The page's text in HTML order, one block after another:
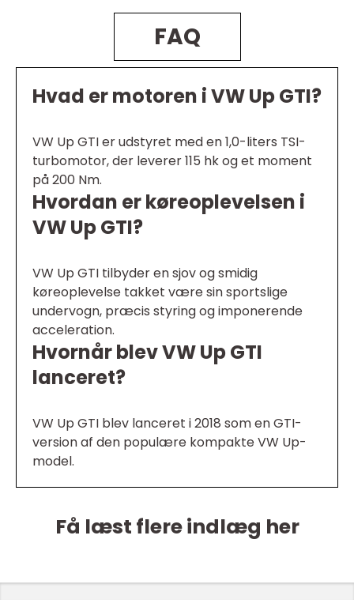
FAQ
Hvad er motoren i VW Up GTI?
VW Up GTI er udstyret med en 1,0-liters TSI-
turbomotor, der leverer 115 hk og et moment
på 200 Nm.
Hvordan er køreoplevelsen i
VW Up GTI?
VW Up GTI tilbyder en sjov og smidig
køreoplevelse takket være sin sportslige
undervogn, præcis styring og imponerende
acceleration.
Hvornår blev VW Up GTI
lanceret?
VW Up GTI blev lanceret i 2018 som en GTI-
version af den populære kompakte VW Up-
model.
Få læst flere indlæg her